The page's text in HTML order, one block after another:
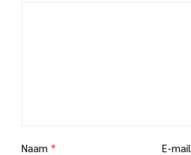
Naam * E-mail